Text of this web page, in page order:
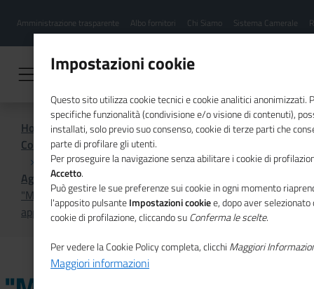
contenuto
Menu
hamburgher
Amministrazione trasparente Albo fornitori Chi Siamo Sistema Camerale
Home
Comunicazione istituzionale per il sistema camerale
Agenda
"Mercato Unico europeo: 30 anni di storia",
appuntamento a Lamezia Terme
Impostazioni cookie
Questo sito utilizza cookie tecnici e cookie analitici anonimizzati.
specifiche funzionalità (condivisione e/o visione di contenuti),
installati, solo previo suo consenso, cookie di terze parti che
parte di profilare gli utenti.
Per proseguire la navigazione senza abilitare i cookie di
Accetto.
Può gestire le sue preferenze sui cookie in ogni momento
l'apposito pulsanteImpostazioni cookiee, dopo aver
cookie di profilazione, cliccando suConferma le scelte.
Per vedere la Cookie Policy completa, clicchi Maggiori
Maggiori informazioni